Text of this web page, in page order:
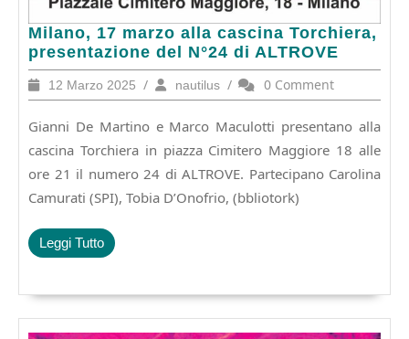
Milano, 17 marzo alla cascina Torchiera,
presentazione del N°24 di ALTROVE
Milano,
17
marzo
alla
Torchiera,
presentazione
di
ALTROVE
12 Marzo 2025 12
Marzo
2025
/ nautilusnautilus
/ 0 Comment
Gianni De Martino e Marco Maculotti presentano alla
cascina Torchiera in piazza Cimitero Maggiore 18 alle
ore 21 il numero 24 di ALTROVE. Partecipano Carolina
Camurati (SPI), Tobia D’Onofrio, (bbliotork)
Leggi TuttoLeggi
Tutto